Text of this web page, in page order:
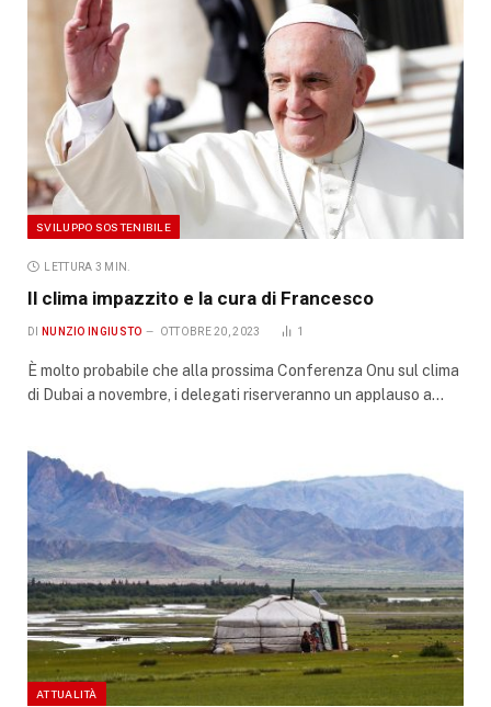
SVILUPPO SOSTENIBILE
LETTURA 3 MIN.
Il clima impazzito e la cura di Francesco
DI NUNZIO INGIUSTO OTTOBRE 20, 2023 1
È molto probabile che alla prossima Conferenza Onu sul clima
di Dubai a novembre, i delegati riserveranno un applauso a…
ATTUALITÀ